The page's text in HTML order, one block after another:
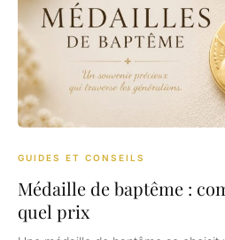
GUIDES ET CONSEILS
Médaille de baptême :
quel prix